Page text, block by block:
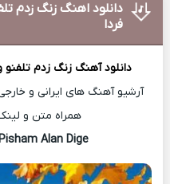
دانلود اهنگ زنگ زدم
فردا
دانلود آهنگ زنگ زدم تلفنو
آرشیو آهنگ های ایرانی و
همراه متن و
Alan Dige